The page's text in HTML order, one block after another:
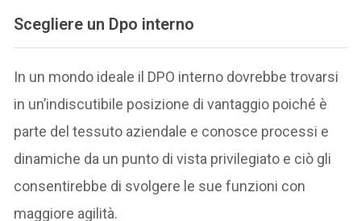
Scegliere un Dpo interno
In un mondo ideale il DPO interno dovrebbe trovarsi
in un’indiscutibile posizione di vantaggio poiché è
parte del tessuto aziendale e conosce processi e
dinamiche da un punto di vista privilegiato e ciò gli
consentirebbe di svolgere le sue funzioni con
maggiore agilità.